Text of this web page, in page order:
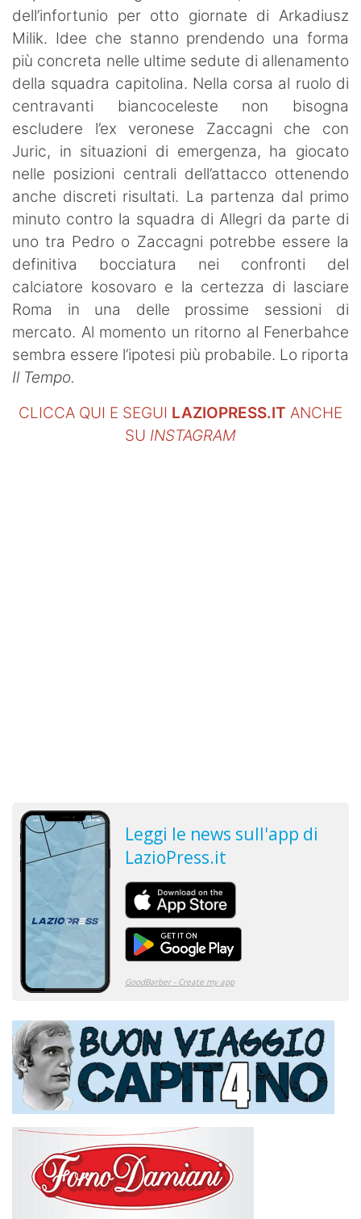
dell’infortunio per otto giornate di Arkadiusz
Milik. Idee che stanno prendendo una forma
più concreta nelle ultime sedute di allenamento
della squadra capitolina. Nella corsa al ruolo di
centravanti biancoceleste non bisogna
escludere l’ex veronese Zaccagni che con
Juric, in situazioni di emergenza, ha giocato
nelle posizioni centrali dell’attacco ottenendo
anche discreti risultati. La partenza dal primo
minuto contro la squadra di Allegri da parte di
uno tra Pedro o Zaccagni potrebbe essere la
definitiva bocciatura nei confronti del
calciatore kosovaro e la certezza di lasciare
Roma in una delle prossime sessioni di
mercato. Al momento un ritorno al Fenerbahce
sembra essere l’ipotesi più probabile. Lo riporta
Il Tempo.
CLICCA QUI E SEGUI LAZIOPRESS.IT ANCHE
SU INSTAGRAM